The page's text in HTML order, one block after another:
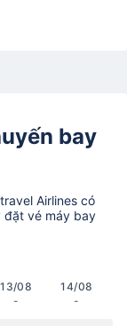
bay
Airlines có
đặt vé máy bay
13/08
-
14/08
-